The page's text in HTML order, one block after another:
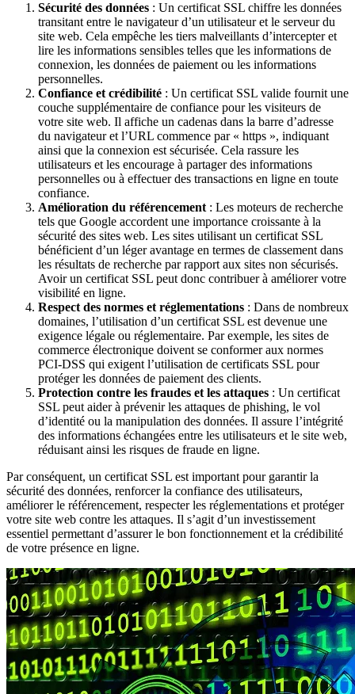
Sécurité des données : Un certificat SSL chiffre les données
transitant entre le navigateur d’un utilisateur et le serveur du
site web. Cela empêche les tiers malveillants d’intercepter et
lire les informations sensibles telles que les informations de
connexion, les données de paiement ou les informations
personnelles.
Confiance et crédibilité : Un certificat SSL valide fournit une
couche supplémentaire de confiance pour les visiteurs de
votre site web. Il affiche un cadenas dans la barre d’adresse
du navigateur et l’URL commence par « https », indiquant
ainsi que la connexion est sécurisée. Cela rassure les
utilisateurs et les encourage à partager des informations
personnelles ou à effectuer des transactions en ligne en toute
confiance.
Amélioration du référencement : Les moteurs de recherche
tels que Google accordent une importance croissante à la
sécurité des sites web. Les sites utilisant un certificat SSL
bénéficient d’un léger avantage en termes de classement dans
les résultats de recherche par rapport aux sites non sécurisés.
Avoir un certificat SSL peut donc contribuer à améliorer votre
visibilité en ligne.
Respect des normes et réglementations : Dans de nombreux
domaines, l’utilisation d’un certificat SSL est devenue une
exigence légale ou réglementaire. Par exemple, les sites de
commerce électronique doivent se conformer aux normes
PCI-DSS qui exigent l’utilisation de certificats SSL pour
protéger les données de paiement des clients.
Protection contre les fraudes et les attaques : Un certificat
SSL peut aider à prévenir les attaques de phishing, le vol
d’identité ou la manipulation des données. Il assure l’intégrité
des informations échangées entre les utilisateurs et le site web,
réduisant ainsi les risques de fraude en ligne.
Par conséquent, un certificat SSL est important pour garantir la
sécurité des données, renforcer la confiance des utilisateurs,
améliorer le référencement, respecter les réglementations et protéger
votre site web contre les attaques. Il s’agit d’un investissement
essentiel permettant d’assurer le bon fonctionnement et la crédibilité
de votre présence en ligne.